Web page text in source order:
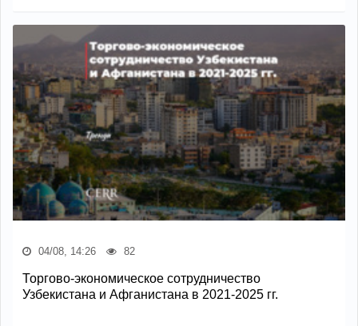
04/08, 14:26 82
Торгово-экономическое сотрудничество
Узбекистана и Афганистана в 2021-2025 гг.